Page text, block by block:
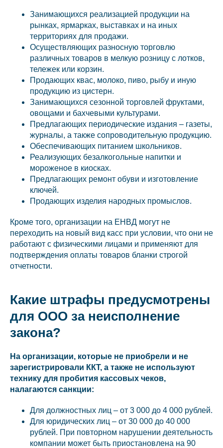
Занимающихся реализацией продукции на
рынках, ярмарках, выставках и на иных
территориях для продажи.
Осуществляющих разносную торговлю
различных товаров в мелкую розницу с лотков,
тележек или корзин.
Продающих квас, молоко, пиво, рыбу и иную
продукцию из цистерн.
Занимающихся сезонной торговлей фруктами,
овощами и бахчевыми культурами.
Предлагающих периодические издания – газеты,
журналы, а также сопроводительную продукцию.
Обеспечивающих питанием школьников.
Реализующих безалкогольные напитки и
мороженое в киосках.
Предлагающих ремонт обуви и изготовление
ключей.
Продающих изделия народных промыслов.
Кроме того, организации на ЕНВД могут не
переходить на новый вид касс при условии, что они не
работают с физическими лицами и применяют для
подтверждения оплаты товаров бланки строгой
отчетности.
Какие штрафы предусмотрены
для ООО за неисполнение
закона?
На организации, которые не приобрели и не
зарегистрировали ККТ, а также не используют
технику для пробития кассовых чеков,
налагаются санкции:
Для должностных лиц – от 3 000 до 4 000 рублей.
Для юридических лиц – от 30 000 до 40 000
рублей. При повторном нарушении деятельность
компании может быть приостановлена на 90